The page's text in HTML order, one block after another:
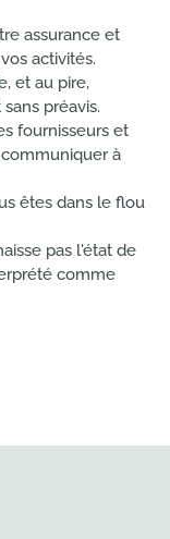
assurance et
activités.
et au pire,
préavis.
fournisseurs et
communiquer à
êtes dans le flou
pas l'état de
comme